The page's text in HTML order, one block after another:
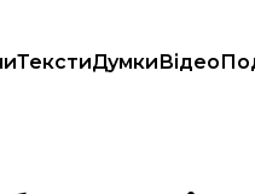
ТекстиДумкиВідео
— інтерв'ю адвоката